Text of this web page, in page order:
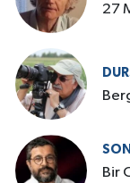
27
Bir